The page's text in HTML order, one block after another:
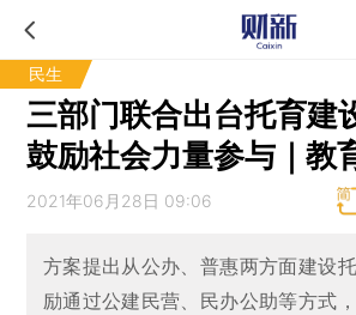
民生
三部门联合出台托育建
鼓励社会力量参与｜教
2021年06月28日 09:06
方案提出从公办、普惠两方面建设
励通过公建民营、民办公助等方式